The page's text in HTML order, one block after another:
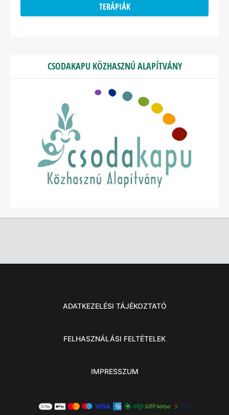
TERÁPIÁK
CSODAKAPU KÖZHASZNÚ ALAPÍTVÁNY
ADATKEZELÉSI TÁJÉKOZTATÓ
FELHASZNÁLÁSI FELTÉTELEK
IMPRESSZUM